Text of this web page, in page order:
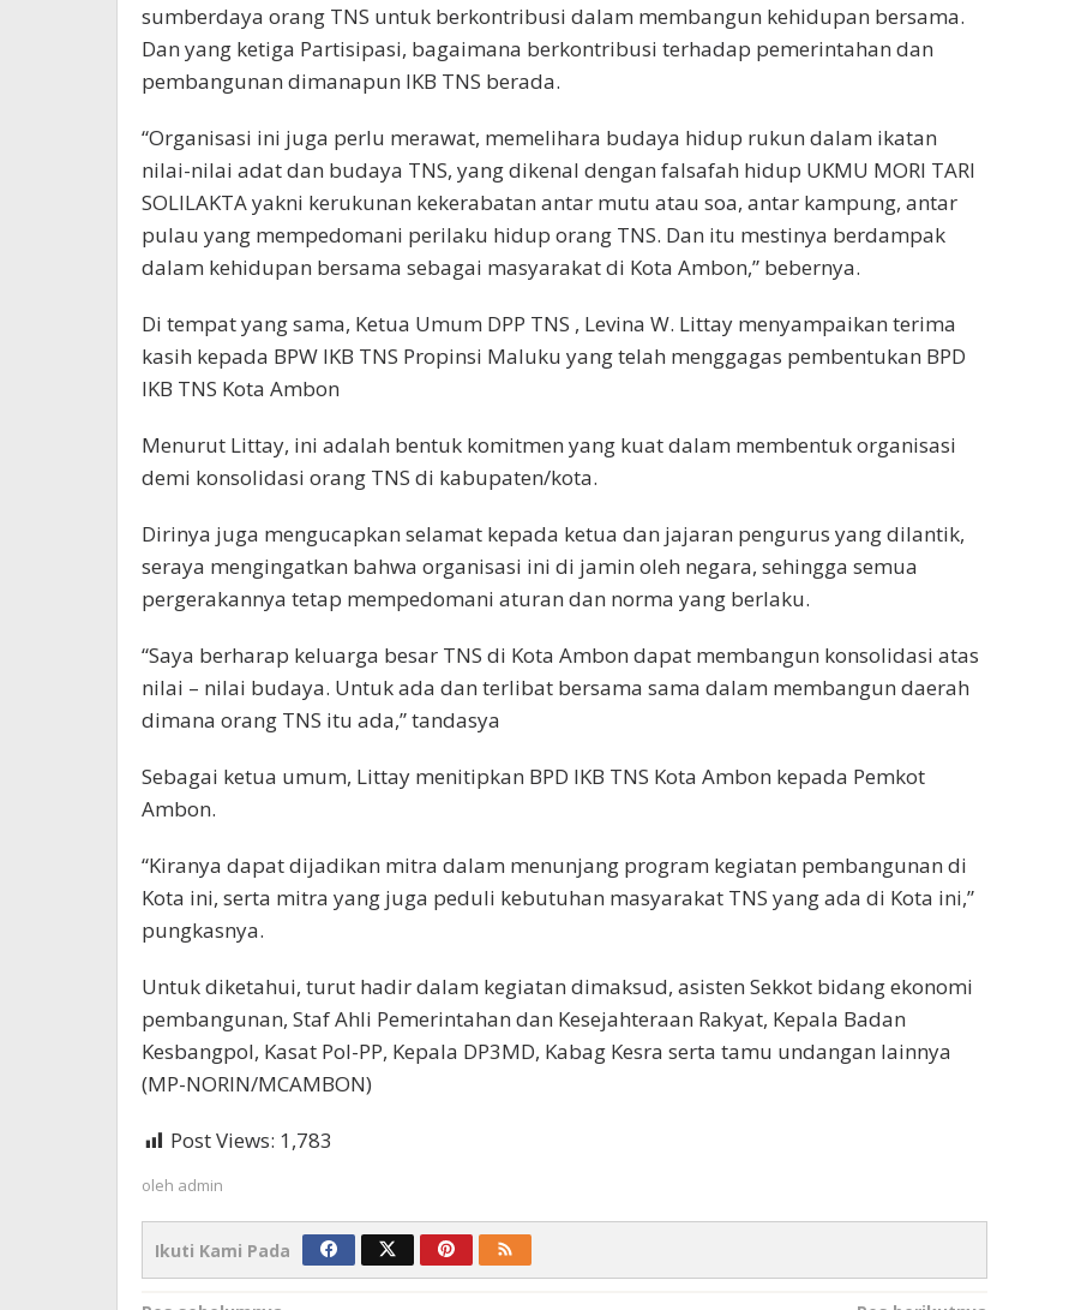
sumberdaya orang TNS untuk berkontribusi dalam membangun kehidupan bersama.
Dan yang ketiga Partisipasi, bagaimana berkontribusi terhadap pemerintahan dan
pembangunan dimanapun IKB TNS berada.
“Organisasi ini juga perlu merawat, memelihara budaya hidup rukun dalam ikatan
nilai-nilai adat dan budaya TNS, yang dikenal dengan falsafah hidup UKMU MORI TARI
SOLILAKTA yakni kerukunan kekerabatan antar mutu atau soa, antar kampung, antar
pulau yang mempedomani perilaku hidup orang TNS. Dan itu mestinya berdampak
dalam kehidupan bersama sebagai masyarakat di Kota Ambon,” bebernya.
Di tempat yang sama, Ketua Umum DPP TNS , Levina W. Littay menyampaikan terima
kasih kepada BPW IKB TNS Propinsi Maluku yang telah menggagas pembentukan BPD
IKB TNS Kota Ambon
Menurut Littay, ini adalah bentuk komitmen yang kuat dalam membentuk organisasi
demi konsolidasi orang TNS di kabupaten/kota.
Dirinya juga mengucapkan selamat kepada ketua dan jajaran pengurus yang dilantik,
seraya mengingatkan bahwa organisasi ini di jamin oleh negara, sehingga semua
pergerakannya tetap mempedomani aturan dan norma yang berlaku.
“Saya berharap keluarga besar TNS di Kota Ambon dapat membangun konsolidasi atas
nilai – nilai budaya. Untuk ada dan terlibat bersama sama dalam membangun daerah
dimana orang TNS itu ada,” tandasya
Sebagai ketua umum, Littay menitipkan BPD IKB TNS Kota Ambon kepada Pemkot
Ambon.
“Kiranya dapat dijadikan mitra dalam menunjang program kegiatan pembangunan di
Kota ini, serta mitra yang juga peduli kebutuhan masyarakat TNS yang ada di Kota ini,”
pungkasnya.
Untuk diketahui, turut hadir dalam kegiatan dimaksud, asisten Sekkot bidang ekonomi
pembangunan, Staf Ahli Pemerintahan dan Kesejahteraan Rakyat, Kepala Badan
Kesbangpol, Kasat Pol-PP, Kepala DP3MD, Kabag Kesra serta tamu undangan lainnya
(MP-NORIN/MCAMBON)
Post Views: 1,783
oleh admin
Ikuti Kami Pada